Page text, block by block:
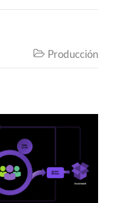
 Producción